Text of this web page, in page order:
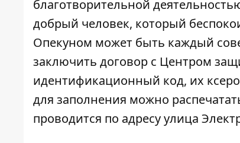
благотворительной
добрый человек, который
Опекуном может быть каждый
заключить договор с Центром
идентификационный код, их
для заполнения можно
проводится по адресу улица